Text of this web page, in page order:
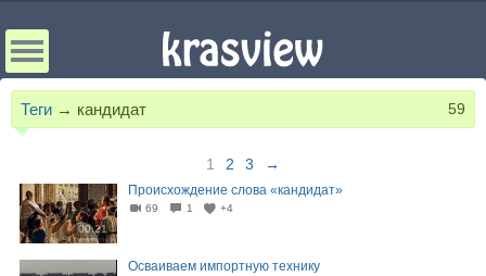
Теги → кандидат 59
1 2 3 →
00:21
Происхождение слова «кандидат»
69 1 +4
Осваиваем импортную технику